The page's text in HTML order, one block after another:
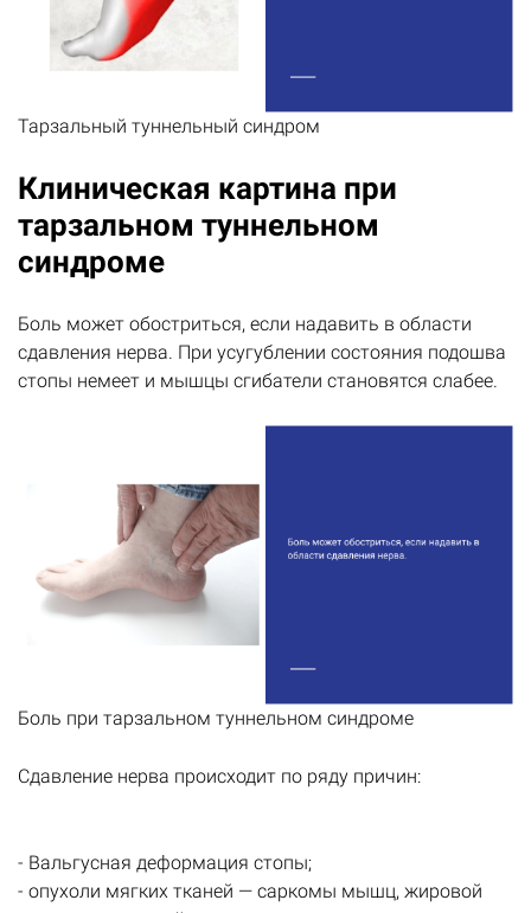
Тарзальный туннельный синдром
Клиническая картина при
тарзальном туннельном
синдроме
Боль может обостриться, если надавить в области
сдавления нерва. При усугублении состояния подошва
стопы немеет и мышцы сгибатели становятся слабее.
Боль при тарзальном туннельном синдроме
Сдавление нерва происходит по ряду причин:
- Вальгусная деформация стопы;
- опухоли мягких тканей — саркомы мышц, жировой